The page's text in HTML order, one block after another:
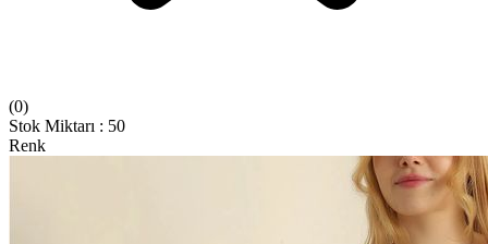
(0)
Stok Miktarı : 50
Renk